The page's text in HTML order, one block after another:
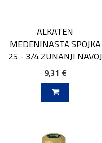
ALKATEN
MEDENINASTA SPOJKA
25 - 3/4 ZUNANJI NAVOJ
9,31 €